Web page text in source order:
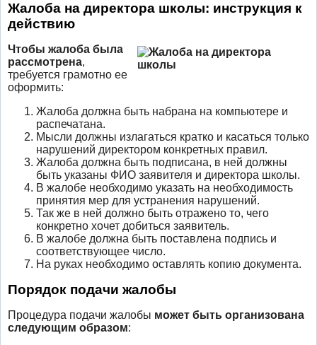
Жалоба на директора школы: инструкция к
действию
Чтобы жалоба была
рассмотрена,
требуется грамотно ее
оформить:
Жалоба должна быть набрана на компьютере и
распечатана.
Мысли должны излагаться кратко и касаться только
нарушений директором конкретных правил.
Жалоба должна быть подписана, в ней должны
быть указаны ФИО заявителя и директора школы.
В жалобе необходимо указать на необходимость
принятия мер для устранения нарушений.
Так же в ней должно быть отражено то, чего
конкретно хочет добиться заявитель.
В жалобе должна быть поставлена подпись и
соответствующее число.
На руках необходимо оставлять копию документа.
Порядок подачи жалобы
Процедура подачи жалобы может быть организована
следующим образом: